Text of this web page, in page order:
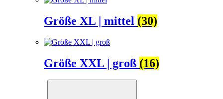
Größe XL | mittel (30)
Größe XXL | groß (16)